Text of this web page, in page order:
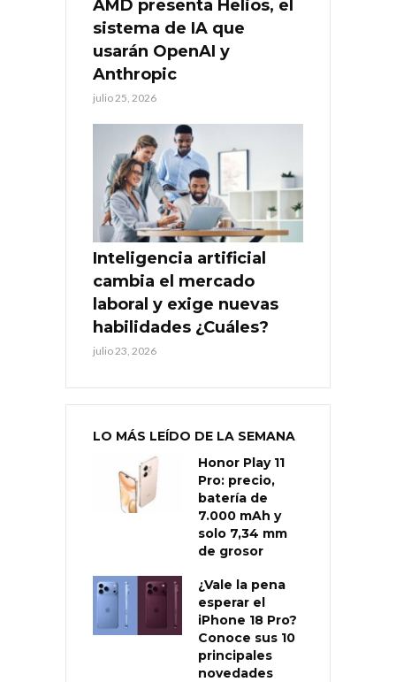
AMD presenta Helios, el
sistema de IA que
usarán OpenAI y
Anthropic
julio 25, 2026
Inteligencia artificial
cambia el mercado
laboral y exige nuevas
habilidades ¿Cuáles?
julio 23, 2026
LO MÁS LEÍDO DE LA SEMANA
Honor Play 11
Pro: precio,
batería de
7.000 mAh y
solo 7,34 mm
de grosor
¿Vale la pena
esperar el
iPhone 18 Pro?
Conoce sus 10
principales
novedades